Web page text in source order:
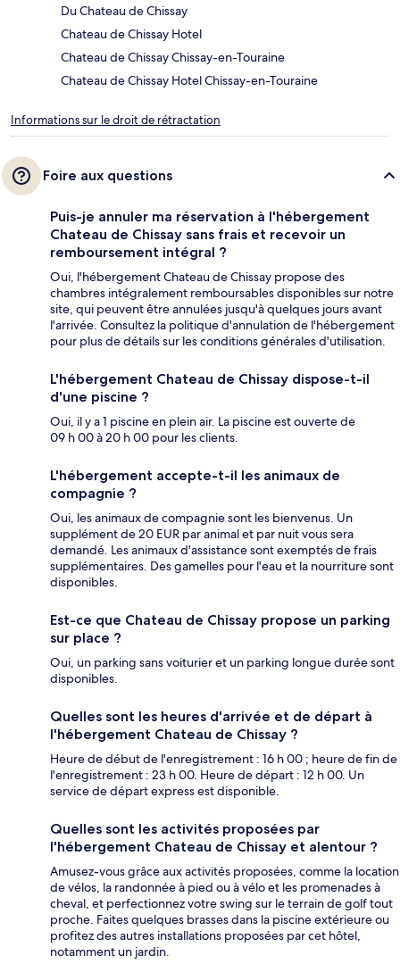
Du Chateau de Chissay
Chateau de Chissay Hotel
Chateau de Chissay Chissay-en-Touraine
Chateau de Chissay Hotel Chissay-en-Touraine
Informations sur le droit de rétractation
Foire aux questions
Puis-je annuler ma réservation à l'hébergement
Chateau de Chissay sans frais et recevoir un
remboursement intégral ?
Oui, l'hébergement Chateau de Chissay propose des
chambres intégralement remboursables disponibles sur notre
site, qui peuvent être annulées jusqu'à quelques jours avant
l'arrivée. Consultez la politique d'annulation de l'hébergement
pour plus de détails sur les conditions générales d'utilisation.
L'hébergement Chateau de Chissay dispose-t-il
d'une piscine ?
Oui, il y a 1 piscine en plein air. La piscine est ouverte de
09 h 00 à 20 h 00 pour les clients.
L'hébergement accepte-t-il les animaux de
compagnie ?
Oui, les animaux de compagnie sont les bienvenus. Un
supplément de 20 EUR par animal et par nuit vous sera
demandé. Les animaux d'assistance sont exemptés de frais
supplémentaires. Des gamelles pour l'eau et la nourriture sont
disponibles.
Est-ce que Chateau de Chissay propose un parking
sur place ?
Oui, un parking sans voiturier et un parking longue durée sont
disponibles.
Quelles sont les heures d'arrivée et de départ à
l'hébergement Chateau de Chissay ?
Heure de début de l'enregistrement : 16 h 00 ; heure de fin de
l'enregistrement : 23 h 00. Heure de départ : 12 h 00. Un
service de départ express est disponible.
Quelles sont les activités proposées par
l'hébergement Chateau de Chissay et alentour ?
Amusez-vous grâce aux activités proposées, comme la location
de vélos, la randonnée à pied ou à vélo et les promenades à
cheval, et perfectionnez votre swing sur le terrain de golf tout
proche. Faites quelques brasses dans la piscine extérieure ou
profitez des autres installations proposées par cet hôtel,
notamment un jardin.